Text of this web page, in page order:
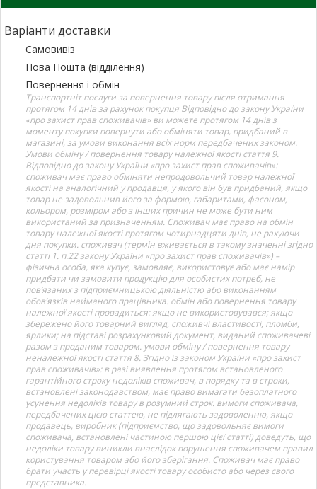
Варіанти доставки
Самовивіз
Нова Пошта (відділення)
Повернення і обмін
Транспортніт послуги за повернення товару після отримання
протягом 14 днів за рахунок покупця Відповідно до закону України
«про захист прав споживачів» ви можете протягом 14 днів з
моменту покупки повернути або обміняти товар, придбаний в
магазині, за умови виконання всіх норм передбачених законом.
Умови обміну / повернення товару належної якості стаття 9.
Відповідно до закону України «про захист прав споживачів»:
споживач має право обміняти непродовольчий товар належної
якості на аналогічний у продавця, у якого він був придбаний, якщо
товар не задовольнив його за формою, габаритами, фасоном,
кольором, розміром або з інших причин не може бути ним
використаний за призначенням. Споживач має право на обмін
товару належної якості протягом чотирнадцяти днів, не рахуючи
дня покупки. споживач (термін вживається в такому значенні згідно
статті 1. п.22 закону України «про захист прав споживачів») –
фізична особа, яка купує, замовляє, використовує або має намір
придбати чи замовити продукцію для особистих потреб, не
пов’язаних з підприємницькою діяльністю або виконанням
обов’язків найманого працівника. обмін або повернення товару
належної якості провадиться: якщо не використовувався; якщо
збережено його товарний вигляд, споживчі властивості, пломби,
ярлики; на підставі розрахунковий документ, виданий споживачеві
разом з проданим товаром. умови обміну / повернення товару
неналежної якості стаття 8. Згідно із законом України «про захист
прав споживачів»: в разі виявлення протягом встановленого
гарантійного строку недоліків споживач, в порядку та в строки,
встановлені законодавством, має право вимагати безоплатного
усунення недоліків товару в розумний строк. вимоги споживача,
передбачених цією статтею, не підлягають задоволенню, якщо
продавець, виробник (підприємство, що задовольняє вимоги
споживача, встановлені частиною першою цієї статті) доведуть, що
недоліки товару виникли внаслідок порушення споживачем правил
користування товаром або його зберігання. Споживач має право
брати участь у перевірці якості товару особисто або через свого
представника.